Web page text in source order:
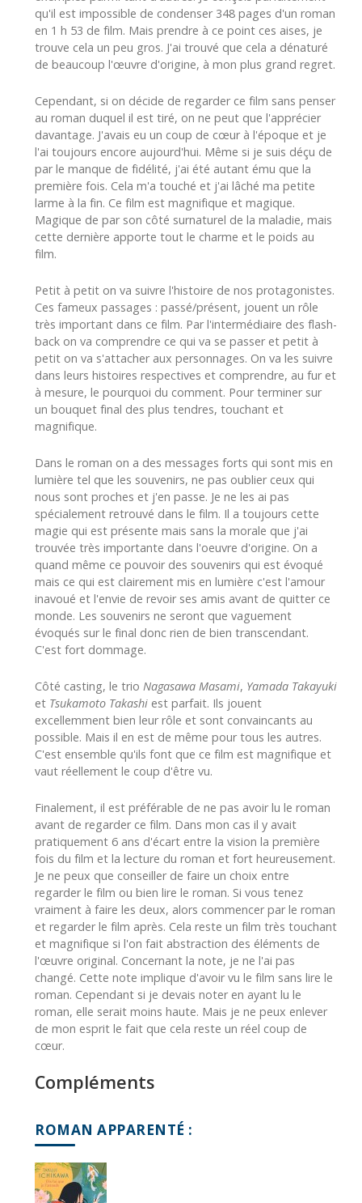
qu'il est impossible de condenser 348 pages d'un roman
en 1 h 53 de film. Mais prendre à ce point ces aises, je
trouve cela un peu gros. J'ai trouvé que cela a dénaturé
de beaucoup l'œuvre d'origine, à mon plus grand regret.
Cependant, si on décide de regarder ce film sans penser
au roman duquel il est tiré, on ne peut que l'apprécier
davantage. J'avais eu un coup de cœur à l'époque et je
l'ai toujours encore aujourd'hui. Même si je suis déçu de
par le manque de fidélité, j'ai été autant ému que la
première fois. Cela m'a touché et j'ai lâché ma petite
larme à la fin. Ce film est magnifique et magique.
Magique de par son côté surnaturel de la maladie, mais
cette dernière apporte tout le charme et le poids au
film.
Petit à petit on va suivre l'histoire de nos protagonistes.
Ces fameux passages : passé/présent, jouent un rôle
très important dans ce film. Par l'intermédiaire des flash-
back on va comprendre ce qui va se passer et petit à
petit on va s'attacher aux personnages. On va les suivre
dans leurs histoires respectives et comprendre, au fur et
à mesure, le pourquoi du comment. Pour terminer sur
un bouquet final des plus tendres, touchant et
magnifique.
Dans le roman on a des messages forts qui sont mis en
lumière tel que les souvenirs, ne pas oublier ceux qui
nous sont proches et j'en passe. Je ne les ai pas
spécialement retrouvé dans le film. Il a toujours cette
magie qui est présente mais sans la morale que j'ai
trouvée très importante dans l'oeuvre d'origine. On a
quand même ce pouvoir des souvenirs qui est évoqué
mais ce qui est clairement mis en lumière c'est l'amour
inavoué et l'envie de revoir ses amis avant de quitter ce
monde. Les souvenirs ne seront que vaguement
évoqués sur le final donc rien de bien transcendant.
C'est fort dommage.
Côté casting, le trio Nagasawa Masami, Yamada Takayuki
et Tsukamoto Takashi est parfait. Ils jouent
excellemment bien leur rôle et sont convaincants au
possible. Mais il en est de même pour tous les autres.
C'est ensemble qu'ils font que ce film est magnifique et
vaut réellement le coup d'être vu.
Finalement, il est préférable de ne pas avoir lu le roman
avant de regarder ce film. Dans mon cas il y avait
pratiquement 6 ans d'écart entre la vision la première
fois du film et la lecture du roman et fort heureusement.
Je ne peux que conseiller de faire un choix entre
regarder le film ou bien lire le roman. Si vous tenez
vraiment à faire les deux, alors commencer par le roman
et regarder le film après. Cela reste un film très touchant
et magnifique si l'on fait abstraction des éléments de
l'œuvre original. Concernant la note, je ne l'ai pas
changé. Cette note implique d'avoir vu le film sans lire le
roman. Cependant si je devais noter en ayant lu le
roman, elle serait moins haute. Mais je ne peux enlever
de mon esprit le fait que cela reste un réel coup de
cœur.
Compléments
ROMAN APPARENTÉ :